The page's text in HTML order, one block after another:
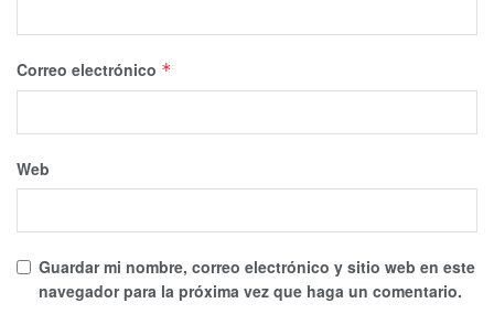
Correo electrónico *
Web
Guardar mi nombre, correo electrónico y sitio web en este
navegador para la próxima vez que haga un comentario.